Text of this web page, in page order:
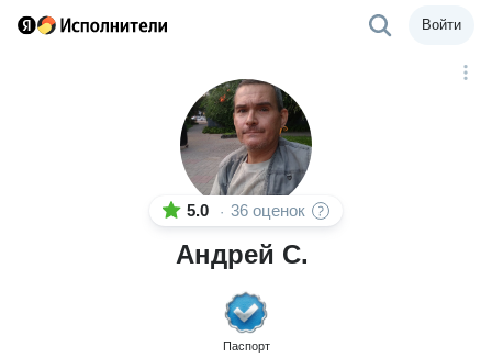
Войти
5.0 · 36 оценок
Андрей С.
Паспорт